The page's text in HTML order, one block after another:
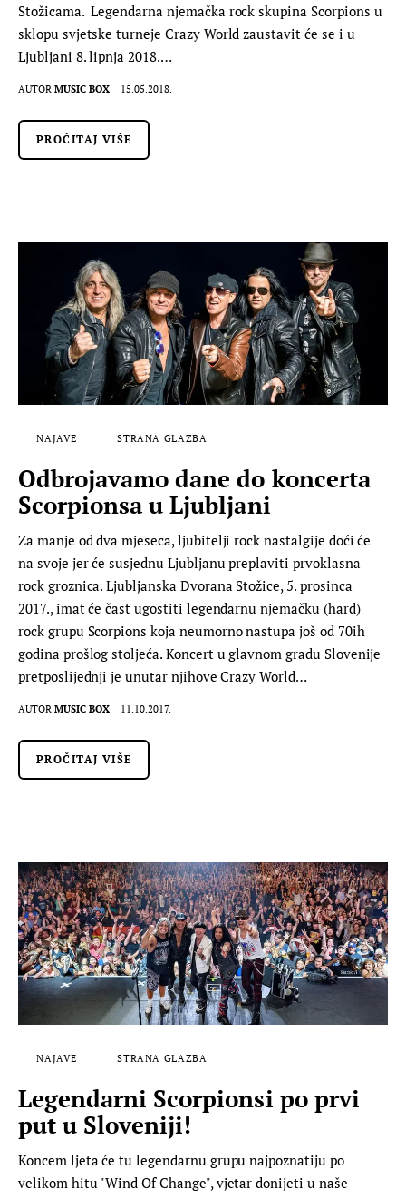
Stožicama. Legendarna njemačka rock skupina Scorpions u
sklopu svjetske turneje Crazy World zaustavit će se i u
Ljubljani 8. lipnja 2018.…
AUTOR MUSIC BOX 15.05.2018.
PROČITAJ VIŠE
NAJAVE STRANA GLAZBA
Odbrojavamo dane do koncerta
Scorpionsa u Ljubljani
Za manje od dva mjeseca, ljubitelji rock nastalgije doći će
na svoje jer će susjednu Ljubljanu preplaviti prvoklasna
rock groznica. Ljubljanska Dvorana Stožice, 5. prosinca
2017., imat će čast ugostiti legendarnu njemačku (hard)
rock grupu Scorpions koja neumorno nastupa još od 70ih
godina prošlog stoljeća. Koncert u glavnom gradu Slovenije
pretposlijednji je unutar njihove Crazy World…
AUTOR MUSIC BOX 11.10.2017.
PROČITAJ VIŠE
NAJAVE STRANA GLAZBA
Legendarni Scorpionsi po prvi
put u Sloveniji!
Koncem ljeta će tu legendarnu grupu najpoznatiju po
velikom hitu "Wind Of Change", vjetar donijeti u naše